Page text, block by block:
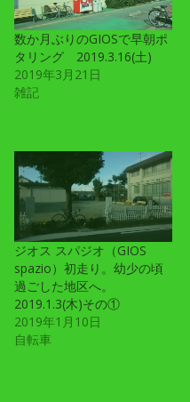
数か月ぶりのGIOSで早朝ポ
タリング 2019.3.16(土)
2019年3月21日
雑記
ジオス スパジオ（GIOS
spazio）初走り。幼少の頃
過ごした地区へ。
2019.1.3(木)その①
2019年1月10日
自転車